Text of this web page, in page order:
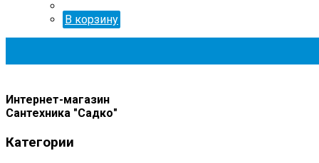
В корзину
Интернет-магазин
Сантехника "Садко"
Категории